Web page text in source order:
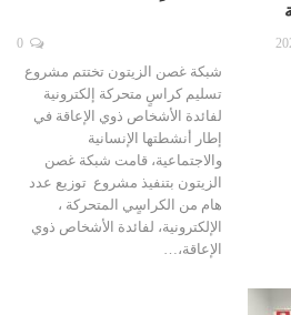
شبكة غصن الزيتون تختتم مشروع
تسليم كراسٍ متحركة إلكترونية
لفائدة الأشخاص ذوي الإعاقة في
إطار أنشطتها الإنسانية
والاجتماعية، قامت شبكة غصن
الزيتون بتنفيذ مشروع توزيع عدد
هام من الكراسٍي المتحركة ،
الإلكترونية، لفائدة الأشخاص ذوي
الإعاقة،…